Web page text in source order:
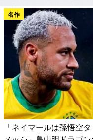
名作
「ネイマールは孫悟空